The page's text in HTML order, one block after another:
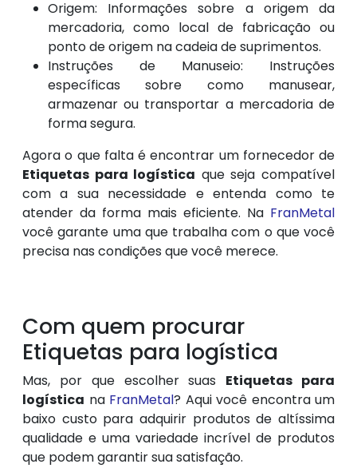
Origem: Informações sobre a origem da
mercadoria, como local de fabricação ou
ponto de origem na cadeia de suprimentos.
Instruções de Manuseio: Instruções
específicas sobre como manusear,
armazenar ou transportar a mercadoria de
forma segura.
Agora o que falta é encontrar um fornecedor de
Etiquetas para logística que seja compatível
com a sua necessidade e entenda como te
atender da forma mais eficiente. Na FranMetal
você garante uma que trabalha com o que você
precisa nas condições que você merece.
Com quem procurar
Etiquetas para logística
Mas, por que escolher suas Etiquetas para
logística na FranMetal? Aqui você encontra um
baixo custo para adquirir produtos de altíssima
qualidade e uma variedade incrível de produtos
que podem garantir sua satisfação.